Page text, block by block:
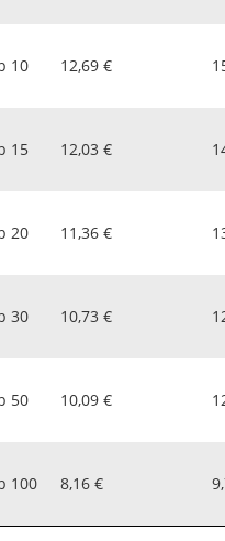
10 12,69 €
15 12,03 €
20 11,36 €
30 10,73 €
50 10,09 €
100 8,16 €